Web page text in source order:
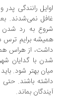
رانندگی پدر و
به رد شدن از
برایم ترس داشت.
از هراس همیشه من
با گدایان شهری…
بهتر شود. باید تیر و
باشند. حتی اگر
بماند.